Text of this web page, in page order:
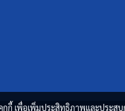
กกี้ เพื่อเพิ่มประสิทธิภาพและประส